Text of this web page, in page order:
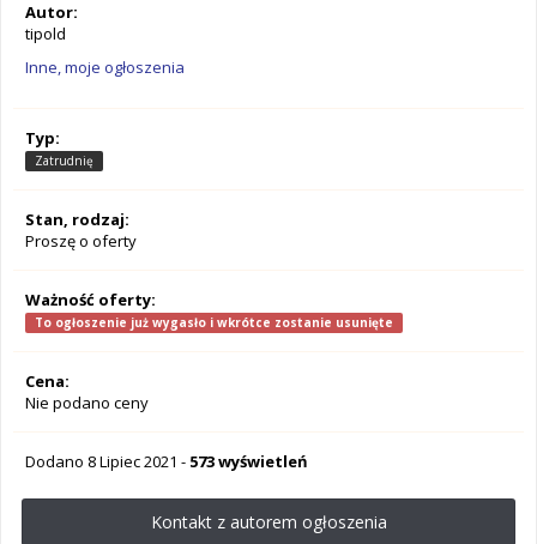
Autor:
tipold
Inne, moje ogłoszenia
Typ:
Zatrudnię
Stan, rodzaj:
Proszę o oferty
Ważność oferty:
To ogłoszenie już wygasło i wkrótce zostanie usunięte
Cena:
Nie podano ceny
Dodano 8 Lipiec 2021 - 573 wyświetleń
Kontakt z autorem ogłoszenia